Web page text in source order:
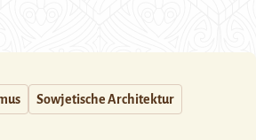
Sowjetische Architektur